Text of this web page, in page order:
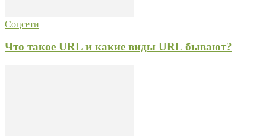
Соцсети
Что такое URL и какие виды URL бывают?